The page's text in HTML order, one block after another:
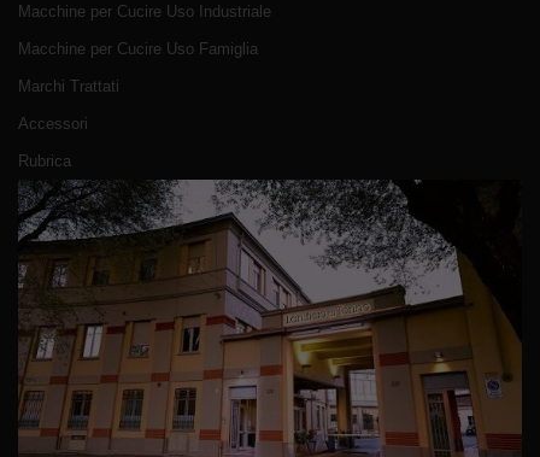
Macchine per Cucire Uso Industriale
Macchine per Cucire Uso Famiglia
Marchi Trattati
Accessori
Rubrica